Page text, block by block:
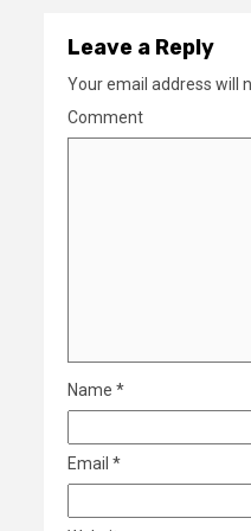
Leave a Reply
Your email address will
Comment
Name *
Email *